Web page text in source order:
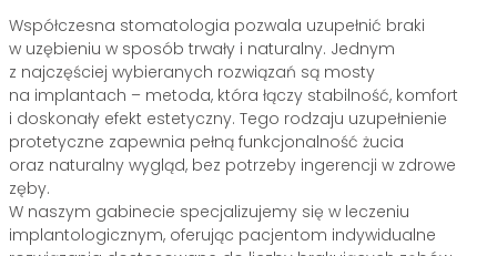
Współczesna stomatologia pozwala uzupełnić braki
w uzębieniu w sposób trwały i naturalny. Jednym
z najczęściej wybieranych rozwiązań są mosty
na implantach – metoda, która łączy stabilność, komfort
i doskonały efekt estetyczny. Tego rodzaju uzupełnienie
protetyczne zapewnia pełną funkcjonalność żucia
oraz naturalny wygląd, bez potrzeby ingerencji w zdrowe
zęby.
W naszym gabinecie specjalizujemy się w leczeniu
implantologicznym, oferując pacjentom indywidualne